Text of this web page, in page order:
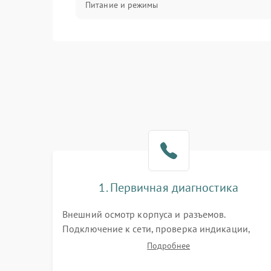
Питание и режимы
1. Первичная диагностика
Внешний осмотр корпуса и разъемов.
Подключение к сети, проверка индикации,
звуковых сигналов и кодов ошибок. Измерение
Подробнее